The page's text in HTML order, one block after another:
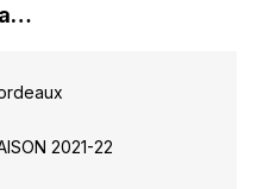
2021-22